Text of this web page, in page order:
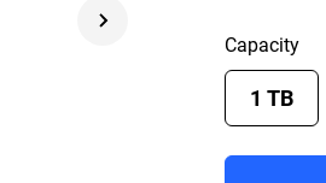
Capacity
1 TB